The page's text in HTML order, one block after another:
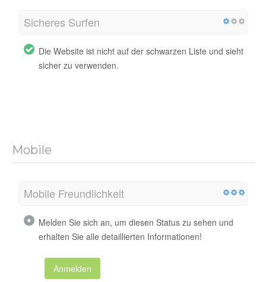
Sicheres Surfen
Die Website ist nicht auf der schwarzen Liste und sieht
sicher zu verwenden.
Mobile
Mobile Freundlichkeit
Melden Sie sich an, um diesen Status zu sehen und
erhalten Sie alle detaillierten Informationen!
Anmelden